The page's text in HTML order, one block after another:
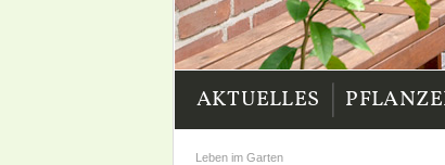
AKTUELLES |
Leben im Garten